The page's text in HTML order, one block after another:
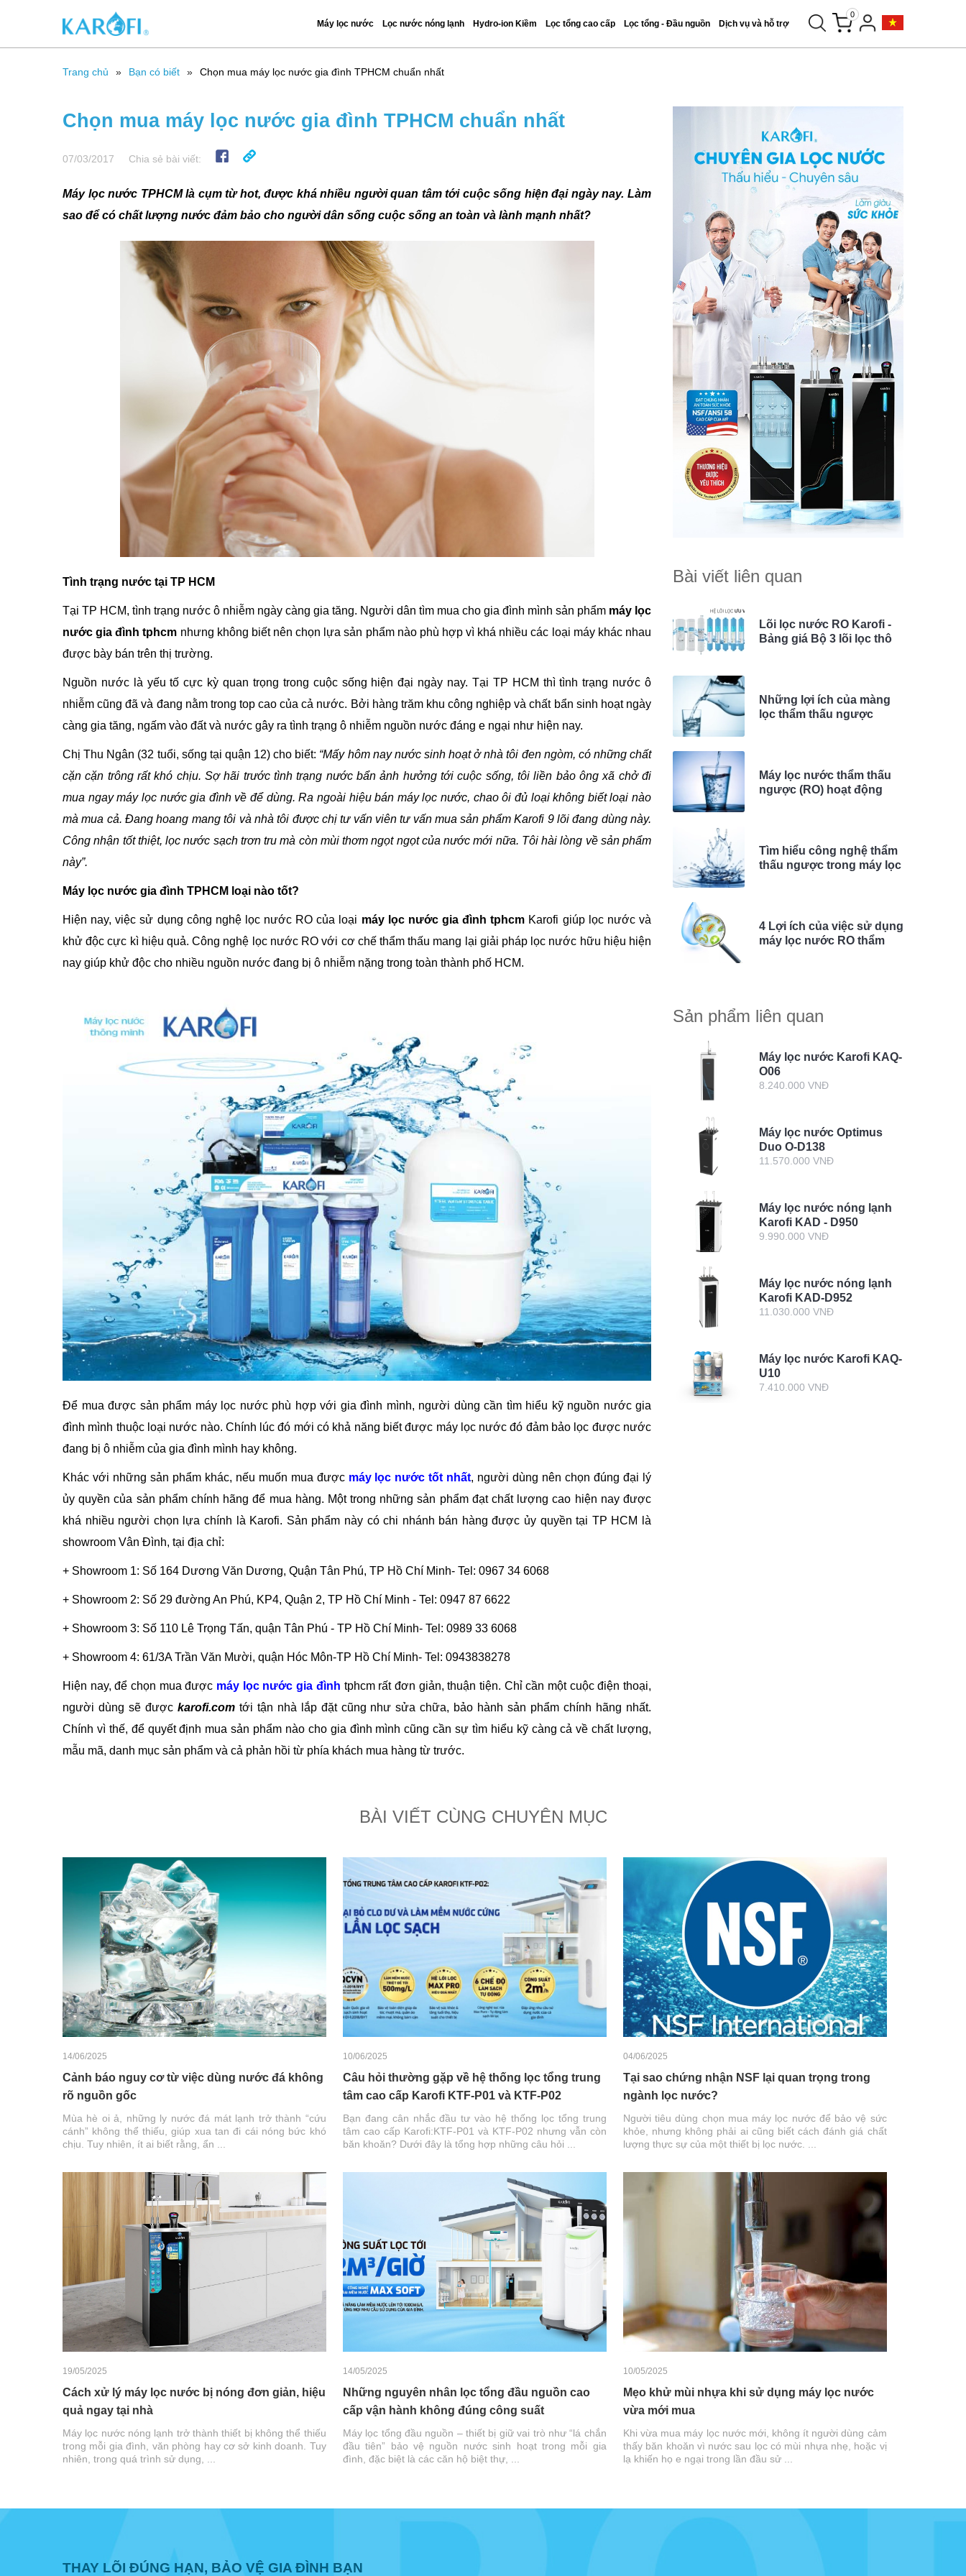
Máy lọc nước Lọc nước nóng lạnh Hydro-ion Kiềm Lọc tổng cao cấp Lọc tổng - Đầu nguồn Dịch vụ và hỗ trợ
0
Trang chủ Bạn có biết Chọn mua máy lọc nước gia đình TPHCM chuẩn nhất
Chọn mua máy lọc nước gia đình TPHCM chuẩn nhất
07/03/2017 Chia sẻ bài viết:
Máy lọc nước TPHCM là cụm từ hot, được khá nhiều người quan tâm tới cuộc sống hiện đại ngày nay. Làm
sao để có chất lượng nước đảm bảo cho người dân sống cuộc sống an toàn và lành mạnh nhất?
Tình trạng nước tại TP HCM
Tại TP HCM, tình trạng nước ô nhiễm ngày càng gia tăng. Người dân tìm mua cho gia đình mình sản phẩm máy lọc
nước gia đình tphcm nhưng không biết nên chọn lựa sản phẩm nào phù hợp vì khá nhiều các loại máy khác nhau
được bày bán trên thị trường.
Nguồn nước là yếu tố cực kỳ quan trọng trong cuộc sống hiện đại ngày nay. Tại TP HCM thì tình trạng nước ô
nhiễm cũng đã và đang nằm trong top cao của cả nước. Bởi hàng trăm khu công nghiệp và chất bẩn sinh hoạt ngày
càng gia tăng, ngấm vào đất và nước gây ra tình trạng ô nhiễm nguồn nước đáng e ngại như hiện nay.
Chị Thu Ngân (32 tuổi, sống tại quận 12) cho biết: “Mấy hôm nay nước sinh hoạt ở nhà tôi đen ngòm, có những chất
cặn cặn trông rất khó chịu. Sợ hãi trước tình trạng nước bẩn ảnh hưởng tới cuộc sống, tôi liền bảo ông xã chở đi
mua ngay máy lọc nước gia đình về để dùng. Ra ngoài hiệu bán máy lọc nước, chao ôi đủ loại không biết loại nào
mà mua cả. Đang hoang mang tôi và nhà tôi được chị tư vấn viên tư vấn mua sản phẩm Karofi 9 lõi đang dùng này.
Công nhận tốt thiệt, lọc nước sạch trơn tru mà còn mùi thơm ngọt ngọt của nước mới nữa. Tôi hài lòng về sản phẩm
này”.
Máy lọc nước gia đình TPHCM loại nào tốt?
Hiện nay, việc sử dụng công nghệ lọc nước RO của loại máy lọc nước gia đình tphcm Karofi giúp lọc nước và
khử độc cực kì hiệu quả. Công nghệ lọc nước RO với cơ chế thẩm thấu mang lại giải pháp lọc nước hữu hiệu hiện
nay giúp khử độc cho nhiều nguồn nước đang bị ô nhiễm nặng trong toàn thành phố HCM.
Để mua được sản phẩm máy lọc nước phù hợp với gia đình mình, người dùng cần tìm hiểu kỹ nguồn nước gia
đình mình thuộc loại nước nào. Chính lúc đó mới có khả năng biết được máy lọc nước đó đảm bảo lọc được nước
đang bị ô nhiễm của gia đình mình hay không.
Khác với những sản phẩm khác, nếu muốn mua được máy lọc nước tốt nhất, người dùng nên chọn đúng đại lý
ủy quyền của sản phẩm chính hãng để mua hàng. Một trong những sản phẩm đạt chất lượng cao hiện nay được
khá nhiều người chọn lựa chính là Karofi. Sản phẩm này có chi nhánh bán hàng được ủy quyền tại TP HCM là
showroom Vân Đình, tại địa chỉ:
+ Showroom 1: Số 164 Dương Văn Dương, Quận Tân Phú, TP Hồ Chí Minh- Tel: 0967 34 6068
+ Showroom 2: Số 29 đường An Phú, KP4, Quận 2, TP Hồ Chí Minh - Tel: 0947 87 6622
+ Showroom 3: Số 110 Lê Trọng Tấn, quận Tân Phú - TP Hồ Chí Minh- Tel: 0989 33 6068
+ Showroom 4: 61/3A Trần Văn Mười, quận Hóc Môn-TP Hồ Chí Minh- Tel: 0943838278
Hiện nay, để chọn mua được máy lọc nước gia đình tphcm rất đơn giản, thuận tiện. Chỉ cần một cuộc điện thoại,
người dùng sẽ được karofi.comtới tận nhà lắp đặt cũng như sửa chữa, bảo hành sản phẩm chính hãng nhất.
Chính vì thế, để quyết định mua sản phẩm nào cho gia đình mình cũng cần sự tìm hiểu kỹ càng cả về chất lượng,
mẫu mã, danh mục sản phẩm và cả phản hồi từ phía khách mua hàng từ trước.
Bài viết liên quan
Lõi lọc nước RO Karofi -
Bảng giá Bộ 3 lõi lọc thô
Những lợi ích của màng
lọc thẩm thấu ngược
Máy lọc nước thẩm thấu
ngược (RO) hoạt động
Tìm hiểu công nghệ thẩm
thấu ngược trong máy lọc
4 Lợi ích của việc sử dụng
máy lọc nước RO thẩm
Sản phẩm liên quan
Máy lọc nước Karofi KAQ-
O06
8.240.000 VNĐ
Máy lọc nước Optimus
Duo O-D138
11.570.000 VNĐ
Máy lọc nước nóng lạnh
Karofi KAD - D950
9.990.000 VNĐ
Máy lọc nước nóng lạnh
Karofi KAD-D952
11.030.000 VNĐ
Máy lọc nước Karofi KAQ-
U10
7.410.000 VNĐ
BÀI VIẾT CÙNG CHUYÊN MỤC
14/06/2025
Cảnh báo nguy cơ từ việc dùng nước đá không
rõ nguồn gốc
Mùa hè oi ả, những ly nước đá mát lạnh trở thành “cứu
cánh” không thể thiếu, giúp xua tan đi cái nóng bức khó
chịu. Tuy nhiên, ít ai biết rằng, ẩn ...
10/06/2025
Câu hỏi thường gặp về hệ thống lọc tổng trung
tâm cao cấp Karofi KTF-P01 và KTF-P02
Bạn đang cân nhắc đầu tư vào hệ thống lọc tổng trung
tâm cao cấp Karofi:KTF-P01 và KTF-P02 nhưng vẫn còn
băn khoăn? Dưới đây là tổng hợp những câu hỏi ...
04/06/2025
Tại sao chứng nhận NSF lại quan trọng trong
ngành lọc nước?
Người tiêu dùng chọn mua máy lọc nước để bảo vệ sức
khỏe, nhưng không phải ai cũng biết cách đánh giá chất
lượng thực sự của một thiết bị lọc nước. ...
19/05/2025
Cách xử lý máy lọc nước bị nóng đơn giản, hiệu
quả ngay tại nhà
Máy lọc nước nóng lạnh trở thành thiết bị không thể thiếu
trong mỗi gia đình, văn phòng hay cơ sở kinh doanh. Tuy
nhiên, trong quá trình sử dụng, ...
14/05/2025
Những nguyên nhân lọc tổng đầu nguồn cao
cấp vận hành không đúng công suất
Máy lọc tổng đầu nguồn – thiết bị giữ vai trò như “lá chắn
đầu tiên” bảo vệ nguồn nước sinh hoạt trong mỗi gia
đình, đặc biệt là các căn hộ biệt thự, ...
10/05/2025
Mẹo khử mùi nhựa khi sử dụng máy lọc nước
vừa mới mua
Khi vừa mua máy lọc nước mới, không ít người dùng cảm
thấy băn khoăn vì nước sau lọc có mùi nhựa nhẹ, hoặc vị
lạ khiến họ e ngại trong lần đầu sử ...
THAY LÕI ĐÚNG HẠN, BẢO VỆ GIA ĐÌNH BẠN